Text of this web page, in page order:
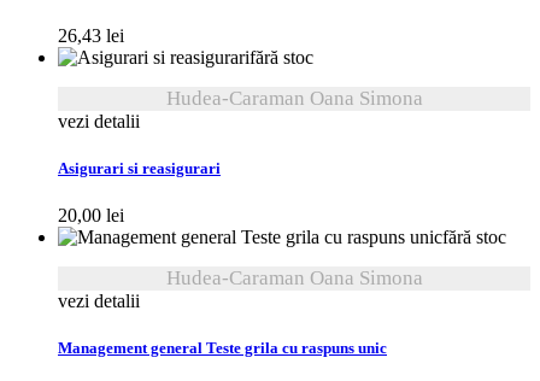
26,43 lei
fără stoc
Hudea-Caraman Oana Simona
vezi detalii
Asigurari si reasigurari
20,00 lei
fără stoc
Hudea-Caraman Oana Simona
vezi detalii
Management general Teste grila cu raspuns unic